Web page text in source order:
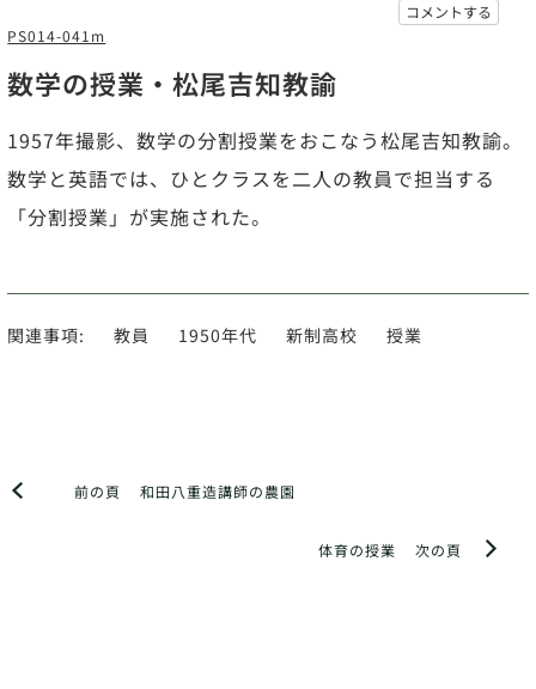
コメントする
PS014-041m
数学の授業・松尾吉知教諭
1957年撮影、数学の分割授業をおこなう松尾吉知教諭。
数学と英語では、ひとクラスを二人の教員で担当する
「分割授業」が実施された。
関連事項: 教員 1950年代 新制高校 授業
前の頁 和田八重造講師の農園
次の頁
体育の授業